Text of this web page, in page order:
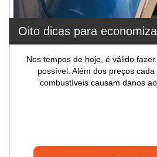
Oito dicas para
Nos tempos de hoje, é válido
possível. Além dos preços
combustíveis causam danos ao